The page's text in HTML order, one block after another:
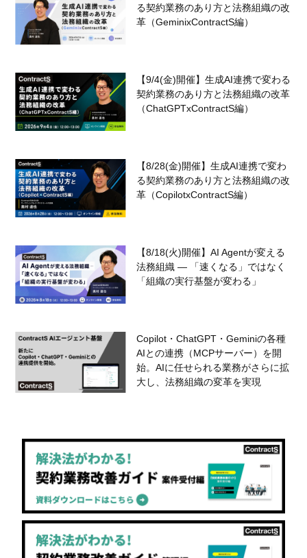
る契約業務のあり方と法務組織の改
革（GeminixContractS編）
【9/4(金)開催】生成AI連携で変わる
契約業務のあり方と法務組織の改革
（ChatGPTxContractS編）
【8/28(金)開催】生成AI連携で変わ
る契約業務のあり方と法務組織の改
革（CopilotxContractS編）
【8/18(火)開催】AI Agentが変える
法務組織 — 「速くなる」ではなく
「組織の実行基盤が変わる」
Copilot・ChatGPT・Geminiの各種
AIとの連携（MCPサーバー）を開
始。AIに任せられる業務がさらに拡
大し、法務組織の変革を実現